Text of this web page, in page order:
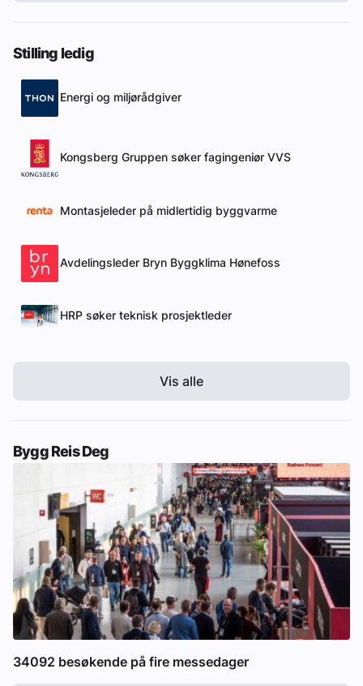
Stilling ledig
Energi og miljørådgiver
Kongsberg Gruppen søker fagingeniør VVS
Montasjeleder på midlertidig byggvarme
Avdelingsleder Bryn Byggklima Hønefoss
HRP søker teknisk prosjektleder
Vis alle
Bygg Reis Deg
34092 besøkende på fire messedager